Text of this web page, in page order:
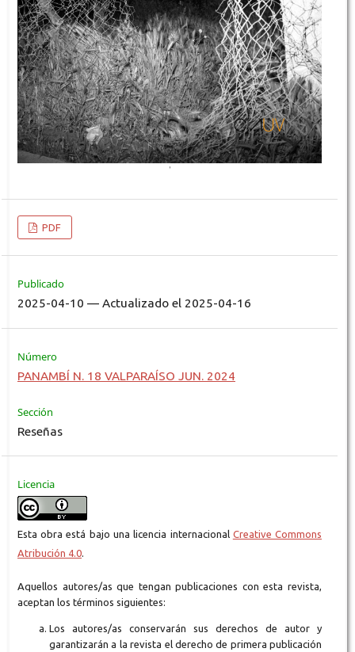
PDF
Publicado
2025-04-10 — Actualizado el 2025-04-16
Número
PANAMBÍ N. 18 VALPARAÍSO JUN. 2024
Sección
Reseñas
Licencia
Esta obra está bajo una licencia internacional Creative Commons
Atribución 4.0.
Aquellos autores/as que tengan publicaciones con esta revista,
aceptan los términos siguientes:
Los autores/as conservarán sus derechos de autor y
garantizarán a la revista el derecho de primera publicación